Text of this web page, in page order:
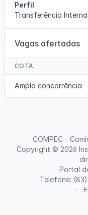
Perfil
Transferência Interna
Vagas ofertadas
COTA
Ampla concorrência
Portal
Telefone:
COMPEC -
Copyright © 2026